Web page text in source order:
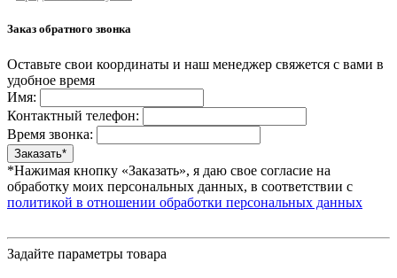
Заказ обратного звонка
Оставьте свои координаты и наш менеджер свяжется с вами в
удобное время
Имя:
Контактный телефон:
Время звонка:
*Нажимая кнопку «Заказать», я даю свое согласие на
обработку моих персональных данных, в соответствии с
политикой в отношении обработки персональных данных
Задайте параметры товара